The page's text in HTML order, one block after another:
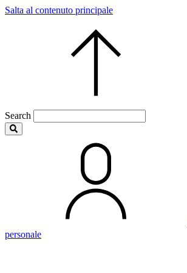
Salta al contenuto principale
Search
personale